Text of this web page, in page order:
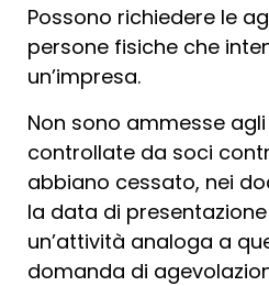
Possono richiedere le
persone fisiche che
un’impresa.
Non sono ammesse
controllate da soci
abbiano cessato, nei
la data di
un’attività analoga a
domanda di